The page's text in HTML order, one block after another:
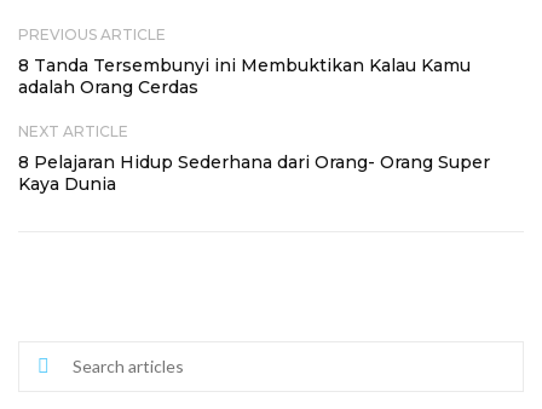
PREVIOUS ARTICLE
8 Tanda Tersembunyi ini Membuktikan Kalau Kamu
adalah Orang Cerdas
NEXT ARTICLE
8 Pelajaran Hidup Sederhana dari Orang- Orang Super
Kaya Dunia